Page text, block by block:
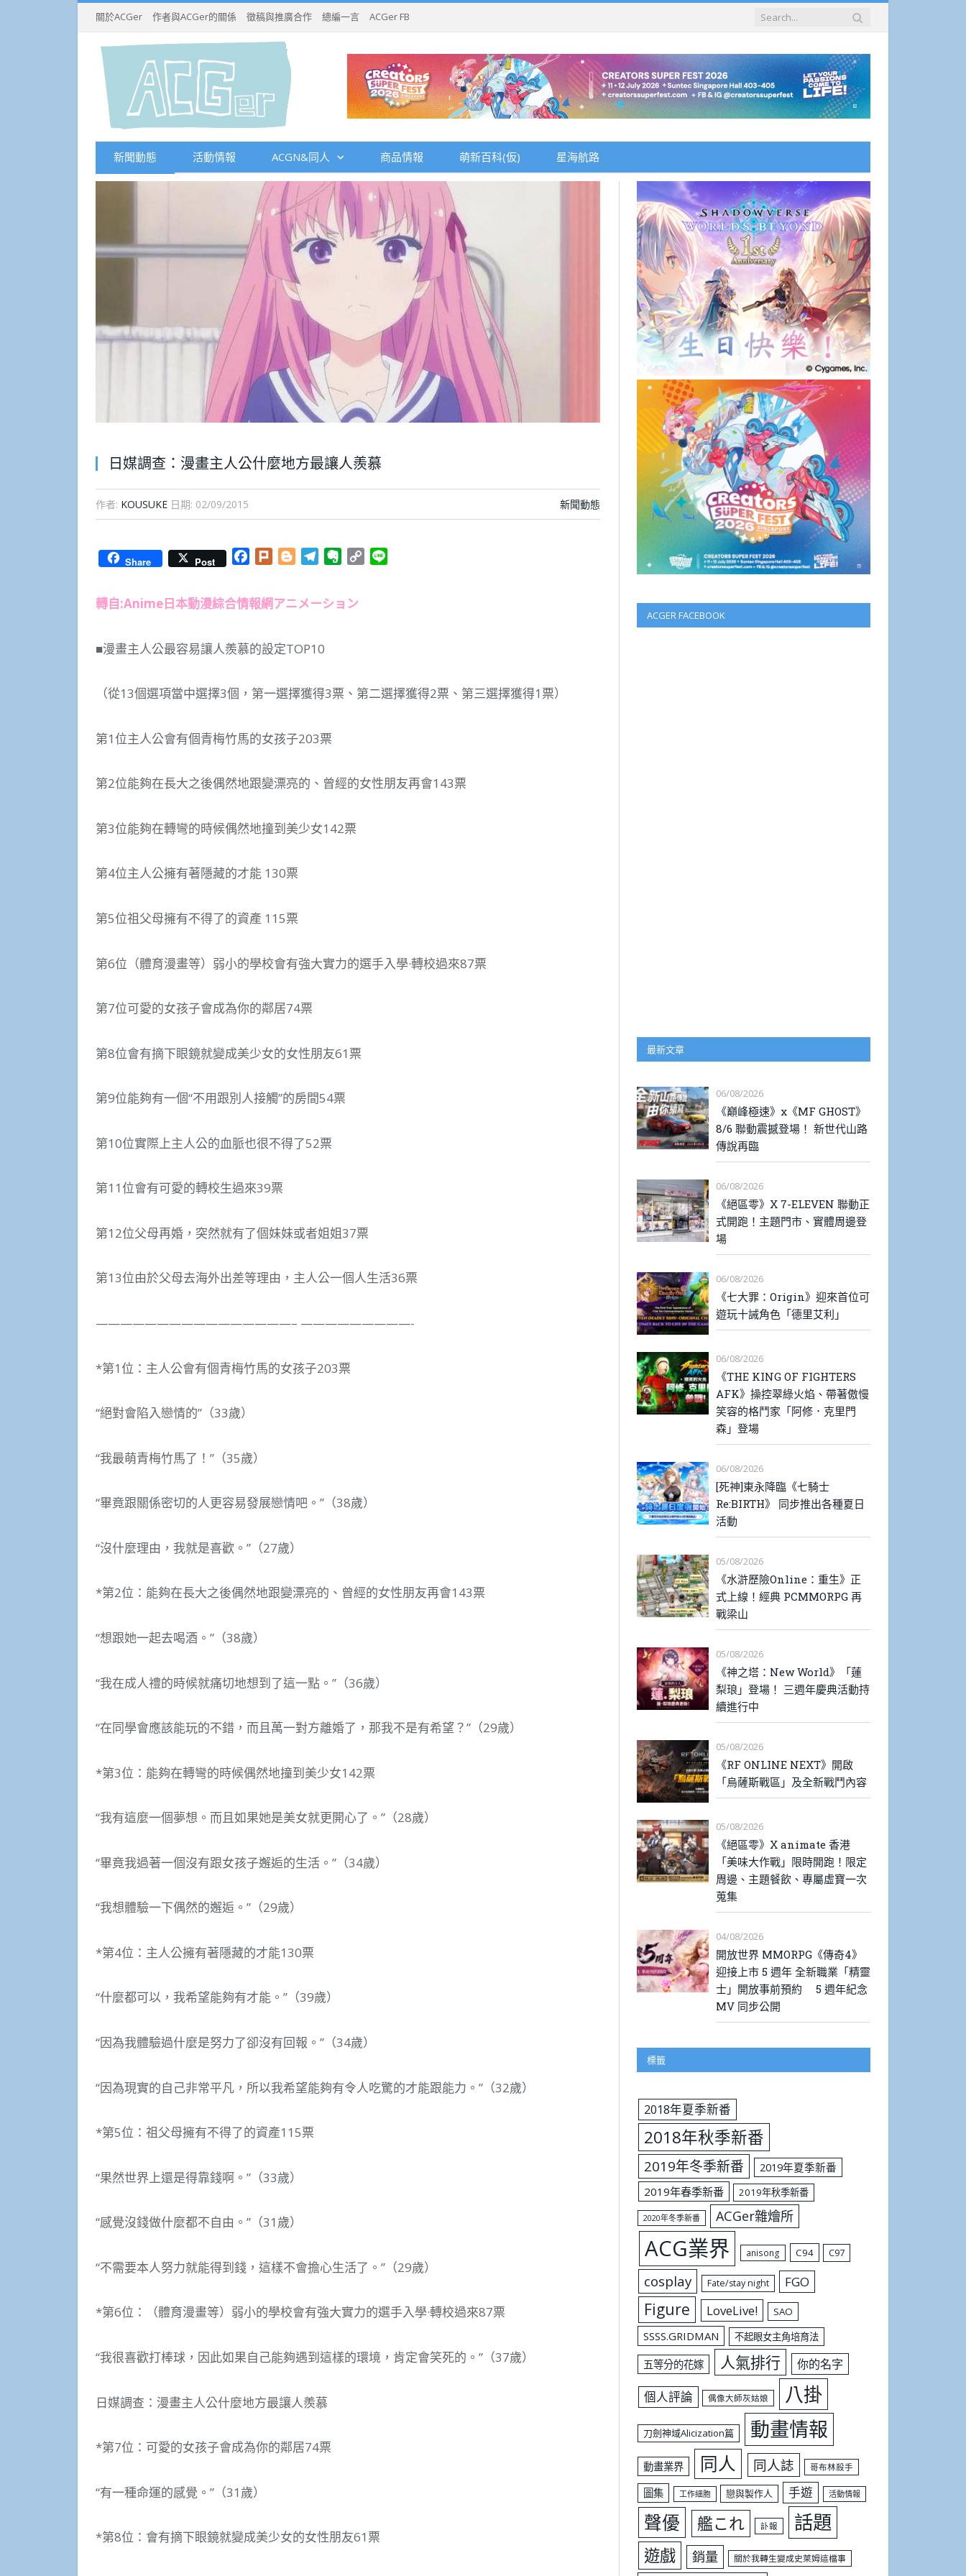
關於ACGer 作者與ACGer的關係 徵稿與推廣合作 總編一言 ACGer FB
新聞動態 活動情報 ACGN&同人 商品情報 萌新百科(仮) 星海航路
日媒調查：漫畫主人公什麼地方最讓人羨慕
作者: KOUSUKE 日期: 02/09/2015 新聞動態
Share Post Facebook
Plurk BloggerTelegramEvernote
Copy
轉自:Anime日本動漫綜合情報網アニメーション
■漫畫主人公最容易讓人羨慕的設定TOP10
（從13個選項當中選擇3個，第一選擇獲得3票、第二選擇獲得2票、第三選擇獲得1票）
第1位主人公會有個青梅竹馬的女孩子203票
第2位能夠在長大之後偶然地跟變漂亮的、曾經的女性朋友再會143票
第3位能夠在轉彎的時候偶然地撞到美少女142票
第4位主人公擁有著隱藏的才能 130票
第5位祖父母擁有不得了的資產 115票
第6位（體育漫畫等）弱小的學校會有強大實力的選手入學·轉校過來87票
第7位可愛的女孩子會成為你的鄰居74票
第8位會有摘下眼鏡就變成美少女的女性朋友61票
第9位能夠有一個“不用跟別人接觸”的房間54票
第10位實際上主人公的血脈也很不得了52票
第11位會有可愛的轉校生過來39票
第12位父母再婚，突然就有了個妹妹或者姐姐37票
第13位由於父母去海外出差等理由，主人公一個人生活36票
————————————————– —————————-
*第1位：主人公會有個青梅竹馬的女孩子203票
“絕對會陷入戀情的”（33歲）
“我最萌青梅竹馬了！”（35歲）
“畢竟跟關係密切的人更容易發展戀情吧。”（38歲）
“沒什麼理由，我就是喜歡。”（27歲）
*第2位：能夠在長大之後偶然地跟變漂亮的、曾經的女性朋友再會143票
“想跟她一起去喝酒。”（38歲）
“我在成人禮的時候就痛切地想到了這一點。”（36歲）
“在同學會應該能玩的不錯，而且萬一對方離婚了，那我不是有希望？”（29歲）
*第3位：能夠在轉彎的時候偶然地撞到美少女142票
“我有這麼一個夢想。而且如果她是美女就更開心了。”（28歲）
“畢竟我過著一個沒有跟女孩子邂逅的生活。”（34歲）
“我想體驗一下偶然的邂逅。”（29歲）
*第4位：主人公擁有著隱藏的才能130票
“什麼都可以，我希望能夠有才能。”（39歲）
“因為我體驗過什麼是努力了卻沒有回報。”（34歲）
“因為現實的自己非常平凡，所以我希望能夠有令人吃驚的才能跟能力。”（32歲）
*第5位：祖父母擁有不得了的資產115票
“果然世界上還是得靠錢啊。”（33歲）
“感覺沒錢做什麼都不自由。”（31歲）
“不需要本人努力就能得到錢，這樣不會擔心生活了。”（29歲）
*第6位：（體育漫畫等）弱小的學校會有強大實力的選手入學·轉校過來87票
“我很喜歡打棒球，因此如果自己能夠遇到這樣的環境，肯定會笑死的。”（37歲）
日媒調查：漫畫主人公什麼地方最讓人羨慕
*第7位：可愛的女孩子會成為你的鄰居74票
“有一種命運的感覺。”（31歲）
*第8位：會有摘下眼鏡就變成美少女的女性朋友61票
ACGER FACEBOOK
最新文章
06/08/2026
《巔峰極速》x《MF GHOST》
8/6 聯動震撼登場！ 新世代山路
傳說再臨
06/08/2026
《絕區零》X 7-ELEVEN 聯動正
式開跑！主題門市、實體周邊登
場
06/08/2026
《七大罪：Origin》迎來首位可
遊玩十誡角色「德里艾利」
06/08/2026
《THE KING OF FIGHTERS
AFK》操控翠綠火焰、帶著傲慢
笑容的格鬥家「阿修．克里門
森」登場
06/08/2026
[死神]東永降臨《七騎士
Re:BIRTH》 同步推出各種夏日
活動
05/08/2026
《水滸歷險Online：重生》正
式上線！經典 PCMMORPG 再
戰梁山
05/08/2026
《神之塔：New World》「蓮
梨琅」登場！ 三週年慶典活動持
續進行中
05/08/2026
《RF ONLINE NEXT》開啟
「烏薩斯戰區」及全新戰鬥內容
05/08/2026
《絕區零》X animate 香港
「美味大作戰」限時開跑！限定
周邊、主題餐飲、專屬虛寶一次
蒐集
04/08/2026
開放世界 MMORPG《傳奇4》
迎接上市 5 週年 全新職業「精靈
士」開放事前預約 5 週年紀念
MV 同步公開
標籤
2018年夏季新番
2018年秋季新番
2019年冬季新番
2019年夏季新番
2019年春季新番
2019年秋季新番
2020年冬季新番 ACGer雜燴所
ACG業界 anisong C94 C97
cosplay Fate/stay night FGO
Figure LoveLive! SAO
SSSS.GRIDMAN 不起眼女主角培育法
五等分的花嫁 人氣排行 你的名字
個人評論 偶像大師灰姑娘 八掛
刀劍神域Alicization篇 動畫情報
動畫業界 同人 同人誌 哥布林殺手
圖集 工作細胞 戀與製作人 手遊 活動情報
聲優 艦これ 訃報 話題
遊戲 銷量 關於我轉生變成史萊姆這檔事